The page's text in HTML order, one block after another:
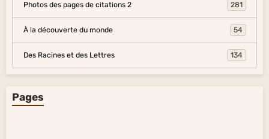
Photos des pages de citations 2 281
À la découverte du monde 54
Des Racines et des Lettres 134
Pages